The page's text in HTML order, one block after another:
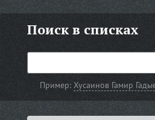
Поиск в списках
Пример:Хусаинов Гамир